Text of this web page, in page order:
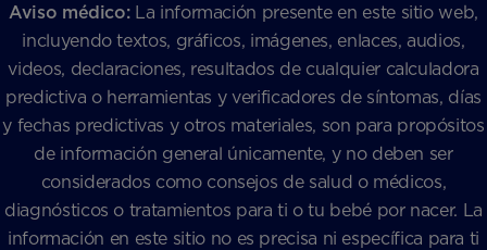
Aviso médico:La información presente en este sitio web,
incluyendo textos, gráficos, imágenes, enlaces, audios,
videos, declaraciones, resultados de cualquier calculadora
predictiva o herramientas y verificadores de síntomas, días
y fechas predictivas y otros materiales, son para propósitos
de información general únicamente, y no deben ser
considerados como consejos de salud o médicos,
diagnósticos o tratamientos para ti o tu bebé por nacer. La
información en este sitio no es precisa ni específica para ti